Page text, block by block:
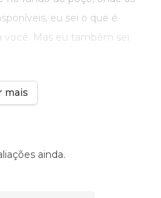
eu sei o que é
você. Mas eu também sei
mais
ainda.